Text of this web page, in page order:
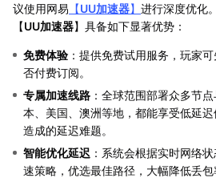
议使用网易 【UU加速器】 进行深度优化
【UU加速器】具备如下显著优势：
免费体验 ：提供免费试用服务，玩家
否付费订阅。
专属加速线路 ：全球范围部署众多节
本、美国、澳洲等地，都能享受低延
造成的延迟难题。
智能优化延迟 ：系统会根据实时网络
速策略，优选最佳路径，大幅降低丢